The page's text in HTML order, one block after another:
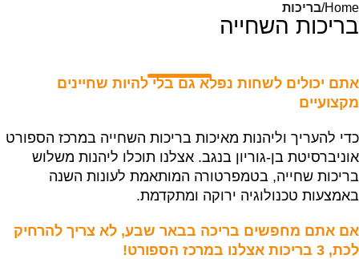
Home בריכות
בריכות השחייה
אתם יכולים לשחות נפלא גם בלי להיות שחיינים
מקצועיים
כדי להעריך וליהנות מאיכות בריכות השחייה במרכז הספורט
אוניברסיטת בן-גוריון בנגב. אצלנו תוכלו ליהנות משלוש
בריכות שחייה, בטמפרטורה המותאמת לעונות השנה
באמצעות טכנולוגיה ירוקה ומתקדמת.
אם אתם מחפשים בריכה בבאר שבע, לא צריך להרחיק
לכת, 3 בריכות אצלנו במרכז הספורט!